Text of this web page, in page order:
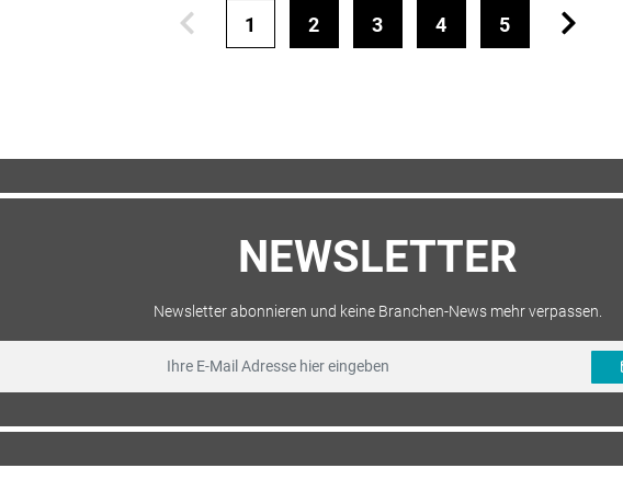
1 2 3 4 5
NEWSLETTER
Newsletter abonnieren und keine Branchen-News mehr verpassen.